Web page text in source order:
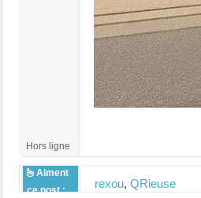
Hors ligne
Aiment
ce post :
rexou, QRieuse